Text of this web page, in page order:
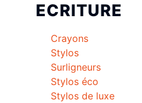
ECRITURE
Crayons
Stylos
Surligneurs
Stylos éco
Stylos de luxe